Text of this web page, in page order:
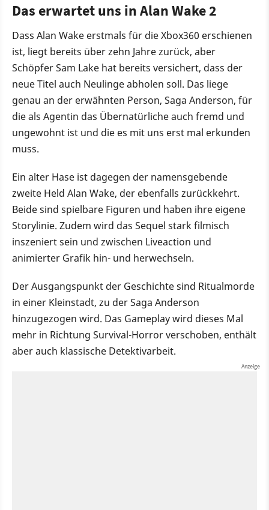
Das erwartet uns in Alan Wake 2
Dass Alan Wake erstmals für die Xbox360 erschienen
ist, liegt bereits über zehn Jahre zurück, aber
Schöpfer Sam Lake hat bereits versichert, dass der
neue Titel auch Neulinge abholen soll. Das liege
genau an der erwähnten Person, Saga Anderson, für
die als Agentin das Übernatürliche auch fremd und
ungewohnt ist und die es mit uns erst mal erkunden
muss.
Ein alter Hase ist dagegen der namensgebende
zweite Held Alan Wake, der ebenfalls zurückkehrt.
Beide sind spielbare Figuren und haben ihre eigene
Storylinie. Zudem wird das Sequel stark filmisch
inszeniert sein und zwischen Liveaction und
animierter Grafik hin- und herwechseln.
Der Ausgangspunkt der Geschichte sind Ritualmorde
in einer Kleinstadt, zu der Saga Anderson
hinzugezogen wird. Das Gameplay wird dieses Mal
mehr in Richtung Survival-Horror verschoben, enthält
aber auch klassische Detektivarbeit.